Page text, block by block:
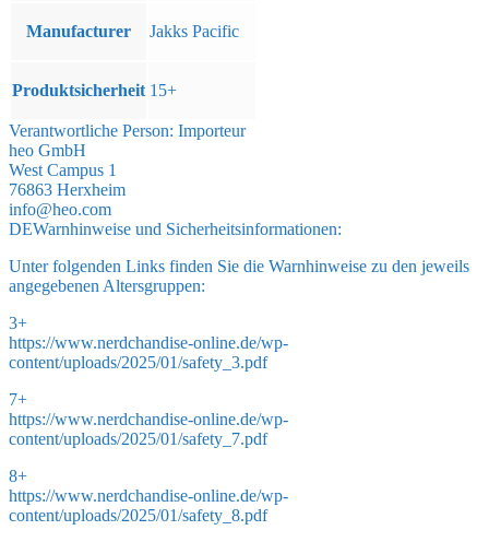
Manufacturer Jakks Pacific
Produktsicherheit 15+
Verantwortliche Person: Importeur
heo GmbH
West Campus 1
76863 Herxheim
info@heo.com
DEWarnhinweise und Sicherheitsinformationen:
Unter folgenden Links finden Sie die Warnhinweise zu den jeweils
angegebenen Altersgruppen:
3+
https://www.nerdchandise-online.de/wp-
content/uploads/2025/01/safety_3.pdf
7+
https://www.nerdchandise-online.de/wp-
content/uploads/2025/01/safety_7.pdf
8+
https://www.nerdchandise-online.de/wp-
content/uploads/2025/01/safety_8.pdf